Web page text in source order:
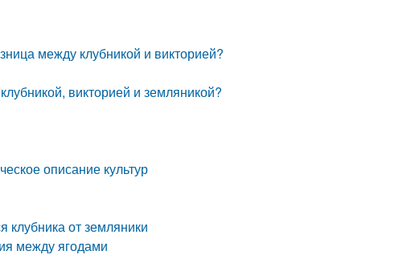
между клубникой и викторией?
викторией и земляникой?
описание культур
клубника от земляники
между ягодами